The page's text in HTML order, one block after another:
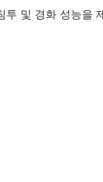
및 경화 성능을